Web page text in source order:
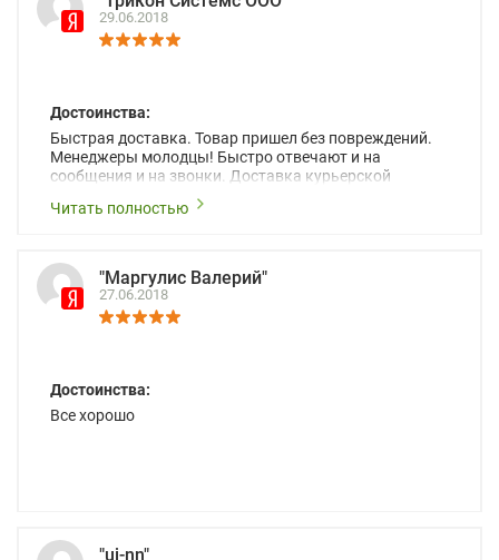
29.06.2018
Достоинства:
Быстрая доставка. Товар пришел без повреждений.
Менеджеры молодцы! Быстро отвечают и на
сообщения и на звонки. Доставка курьерской
службой “до двери” бесплатно !
Читать полностью
"Маргулис Валерий"
27.06.2018
Достоинства:
Все хорошо
"uj-nn"